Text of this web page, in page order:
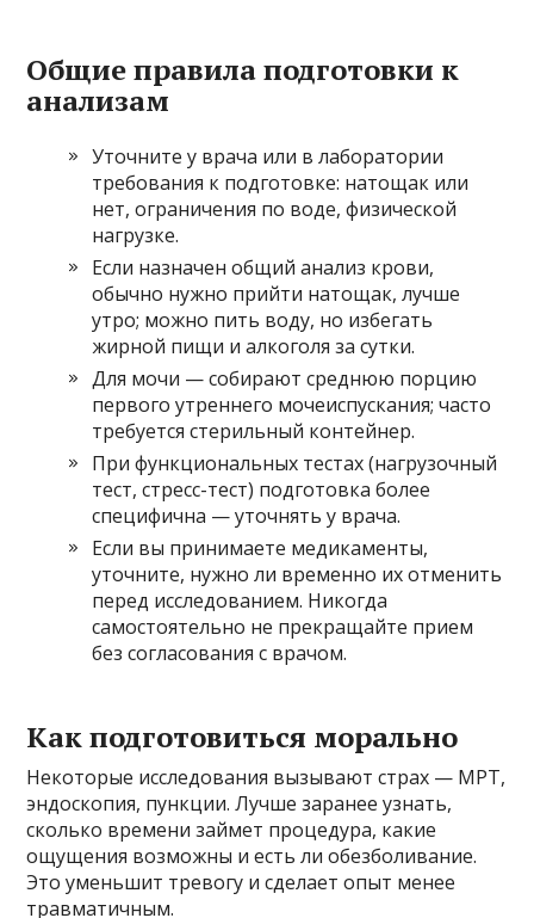
Общие правила подготовки к
анализам
Уточните у врача или в лаборатории
требования к подготовке: натощак или
нет, ограничения по воде, физической
нагрузке.
Если назначен общий анализ крови,
обычно нужно прийти натощак, лучше
утро; можно пить воду, но избегать
жирной пищи и алкоголя за сутки.
Для мочи — собирают среднюю порцию
первого утреннего мочеиспускания; часто
требуется стерильный контейнер.
При функциональных тестах (нагрузочный
тест, стресс-тест) подготовка более
специфична — уточнять у врача.
Если вы принимаете медикаменты,
уточните, нужно ли временно их отменить
перед исследованием. Никогда
самостоятельно не прекращайте прием
без согласования с врачом.
Как подготовиться морально
Некоторые исследования вызывают страх — МРТ,
эндоскопия, пункции. Лучше заранее узнать,
сколько времени займет процедура, какие
ощущения возможны и есть ли обезболивание.
Это уменьшит тревогу и сделает опыт менее
травматичным.